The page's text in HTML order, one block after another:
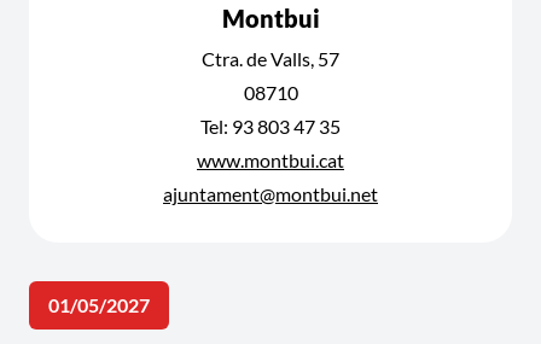
Montbui
Ctra. de Valls, 57
08710
Tel: 93 803 47 35
www.montbui.cat
ajuntament@montbui.net
01/05/2027